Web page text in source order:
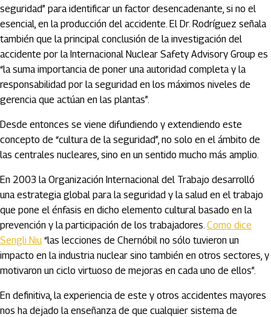
seguridad” para identificar un factor desencadenante, si no el
esencial, en la producción del accidente. El Dr. Rodríguez señala
también que la principal conclusión de la investigación del
accidente por la Internacional Nuclear Safety Advisory Group es
“la suma importancia de poner una autoridad completa y la
responsabilidad por la seguridad en los máximos niveles de
gerencia que actúan en las plantas”.
Desde entonces se viene difundiendo y extendiendo este
concepto de “cultura de la seguridad”, no solo en el ámbito de
las centrales nucleares, sino en un sentido mucho más amplio.
En 2003 la Organización Internacional del Trabajo desarrolló
una estrategia global para la seguridad y la salud en el trabajo
que pone el énfasis en dicho elemento cultural basado en la
prevención y la participación de los trabajadores. Como dice
Sengli Niu“las lecciones de Chernóbil no sólo tuvieron un
impacto en la industria nuclear sino también en otros sectores, y
motivaron un ciclo virtuoso de mejoras en cada uno de ellos”.
En definitiva, la experiencia de este y otros accidentes mayores
nos ha dejado la enseñanza de que cualquier sistema de